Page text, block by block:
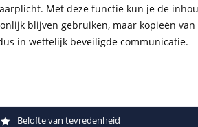
Met deze functie kun je de
blijven gebruiken, maar kopieën
in wettelijk beveiligde communicatie.
Belofte van tevredenheid